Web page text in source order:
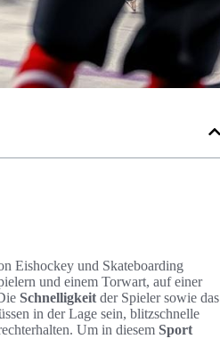
Eishockey und Skateboarding
und einem Torwart, auf einer
Schnelligkeit der Spieler sowie das
in der Lage sein, blitzschnelle
Um in diesem Sport